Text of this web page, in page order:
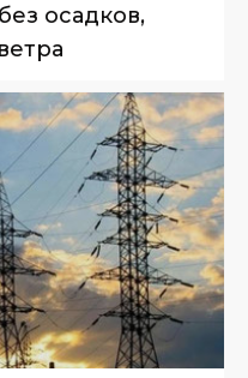
осадков,